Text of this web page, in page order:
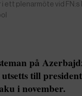
plenarmöte vid
på
till
i november.